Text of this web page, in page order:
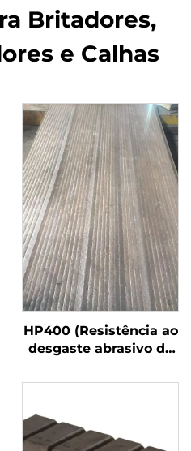
Britadores,
e Calhas
HP400 (Resistência ao
desgaste abrasivo de